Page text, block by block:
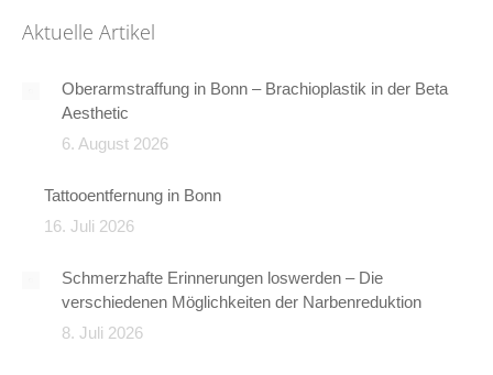
Aktuelle Artikel
Oberarmstraffung in Bonn – Brachioplastik in der Beta
Aesthetic
6. August 2026
Tattooentfernung in Bonn
16. Juli 2026
Schmerzhafte Erinnerungen loswerden – Die
verschiedenen Möglichkeiten der Narbenreduktion
8. Juli 2026